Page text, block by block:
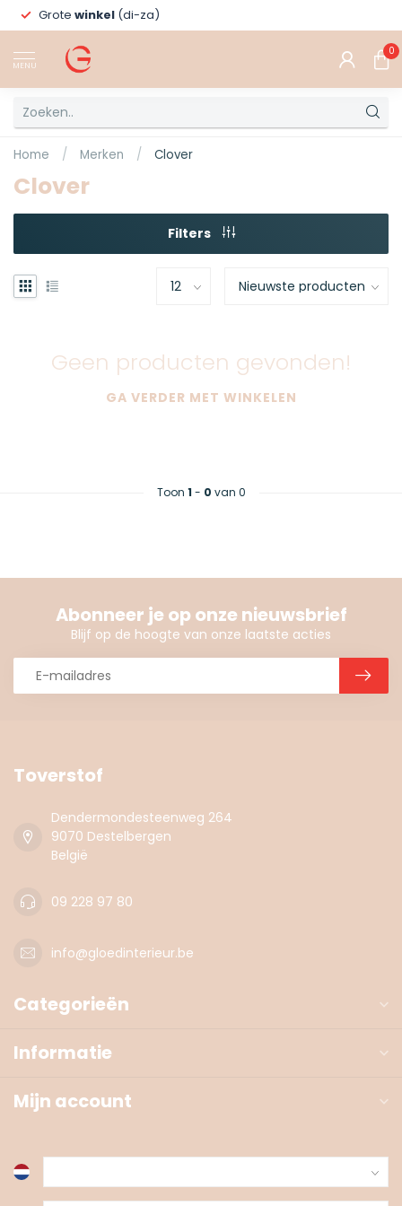
Grote winkel (di-za)
MENU
0
Home / Merken / Clover
Clover
Filters
Geen producten gevonden!
GA VERDER MET WINKELEN
Toon 1 - 0 van 0
Abonneer je op onze nieuwsbrief
Blijf op de hoogte van onze laatste acties
Toverstof
Dendermondesteenweg 264
9070 Destelbergen
België
09 228 97 80
info@gloedinterieur.be
Categorieën
Informatie
Mijn account